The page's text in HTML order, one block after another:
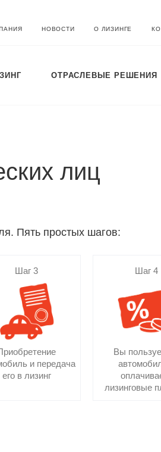
НОВОСТИ О ЛИЗИНГЕ
ОТРАСЛЕВЫЕ РЕШЕНИЯ
лиц
Пять простых шагов:
Шаг 3
и передача
его в лизинг
Шаг 4
Вы
лизинговые